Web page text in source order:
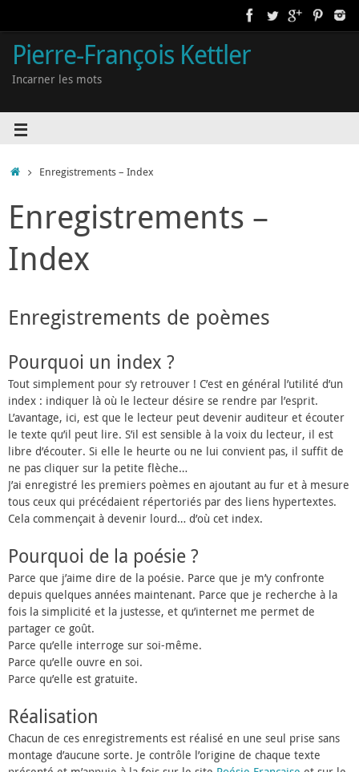
Pierre-François Kettler
Incarner les mots
Enregistrements – Index
Enregistrements –
Index
Enregistrements de poèmes
Pourquoi un index ?
Tout simplement pour s’y retrouver ! C’est en général l’utilité d’un
index : indiquer là où le lecteur désire se rendre par l’esprit.
L’avantage, ici, est que le lecteur peut devenir auditeur et écouter
le texte qu’il peut lire. S’il est sensible à la voix du lecteur, il est
libre d’écouter. Si elle le heurte ou ne lui convient pas, il suffit de
ne pas cliquer sur la petite flèche…
J’ai enregistré les premiers poèmes en ajoutant au fur et à mesure
tous ceux qui précédaient répertoriés par des liens hypertextes.
Cela commençait à devenir lourd… d’où cet index.
Pourquoi de la poésie ?
Parce que j’aime dire de la poésie. Parce que je m’y confronte
depuis quelques années maintenant. Parce que je recherche à la
fois la simplicité et la justesse, et qu’internet me permet de
partager ce goût.
Parce qu’elle interroge sur soi-même.
Parce qu’elle ouvre en soi.
Parce qu’elle est gratuite.
Réalisation
Chacun de ces enregistrements est réalisé en une seul prise sans
montage d’aucune sorte. Je contrôle l’origine de chaque texte